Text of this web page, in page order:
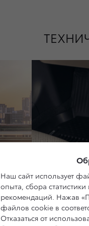
Наш сайт использует
опыта, сбора
рекомендаций. Нажав
файлов cookie в
Отказаться от